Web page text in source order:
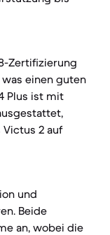
Zertifizierung
einen guten
Plus ist mit
Victus 2 auf
und
Beide
an, wobei die